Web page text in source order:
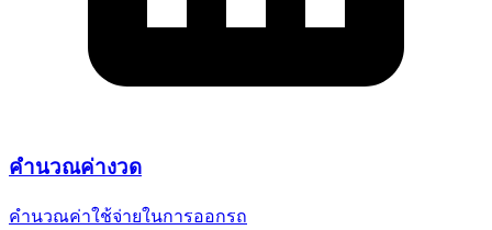
คำนวณค่างวด
คำนวณค่าใช้จ่ายในการออกรถ